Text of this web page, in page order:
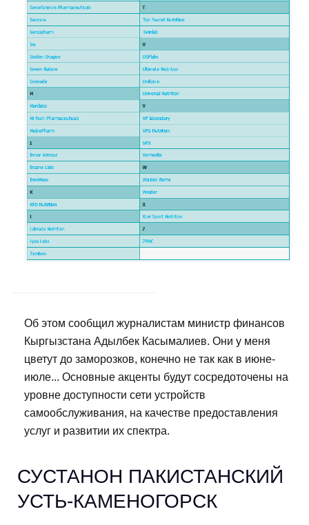
Об этом сообщил журналистам министр финансов
Кыргызстана Адылбек Касымалиев. Они у меня
цветут до заморозков, конечно не так как в июне-
июле... Основные акценты будут сосредоточены на
уровне доступности сети устройств
самообслуживания, на качестве предоставления
услуг и развитии их спектра.
СУСТАНОН ПАКИСТАНСКИЙ
УСТЬ-КАМЕНОГОРСК